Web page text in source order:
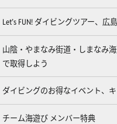
Let’s FUN! ダイビングツアー、
山陰・やまなみ街道・しまなみ
で取得しよう
ダイビングのお得なイベント、
チーム海遊び メンバー特典